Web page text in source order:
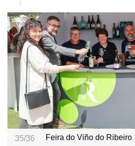
35/36 Feira do Viño do Ribeiro